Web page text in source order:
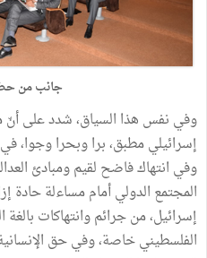
جانب من
وفي نفس هذا السياق، شدد على
إسرائيلي مطبق، برا وبحرا وجوا،
وفي انتهاك فاضح لقيم ومبادئ
المجتمع الدولي أمام مساءلة حادة
إسرائيل، من جرائم وانتهاكات
الفلسطيني خاصة، وفي حق